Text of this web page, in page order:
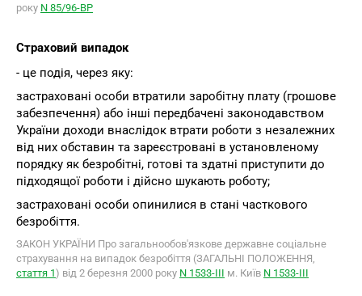
року N 85/96-ВР
Страховий випадок
- це подія, через яку:
застраховані особи втратили заробітну плату (грошове
забезпечення) або інші передбачені законодавством
України доходи внаслідок втрати роботи з незалежних
від них обставин та зареєстровані в установленому
порядку як безробітні, готові та здатні приступити до
підходящої роботи і дійсно шукають роботу;
застраховані особи опинилися в стані часткового
безробіття.
ЗАКОН УКРАЇНИ Про загальнообов'язкове державне соціальне
страхування на випадок безробіття (ЗАГАЛЬНІ ПОЛОЖЕННЯ,
стаття 1) від 2 березня 2000 року N 1533-III м. Київ N 1533-III